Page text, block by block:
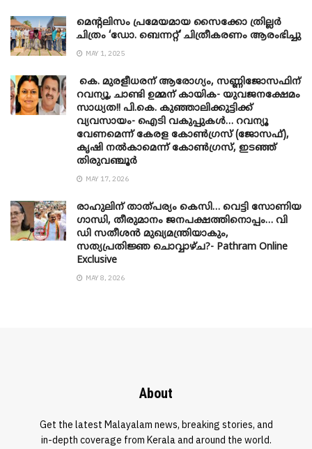
മെന്‍റലിസം പ്രമേയമായ സൈക്കോ ത്രില്ലർ
ചിത്രം ‘ഡോ. ബെന്നറ്റ്’ ചിത്രീകരണം ആരംഭിച്ചു
MAY 1, 2025
കെ. മുരളീധരന് ആരോഗ്യം, സണ്ണിജോസഫിന്
റവന്യൂ, ചാണ്ടി ഉമ്മന് കായിക- യുവജനക്ഷേമം
സാധ്യത!! പി.കെ. കുഞ്ഞാലിക്കുട്ടിക്ക്
വ്യവസായം- ഐടി വകുപ്പുകൾ… റവന്യൂ
വേണമെന്ന് കേരള കോൺഗ്രസ് (ജോസഫ്),
കൃഷി നൽകാമെന്ന് കോൺഗ്രസ്, ഇടഞ്ഞ്
തിരുവഞ്ചൂർ
MAY 17, 2026
രാഹുലിന് താത്പര്യം കെസി… വെട്ടി സോണിയ
​ഗാന്ധി, തീരുമാനം ജനപക്ഷത്തിനൊപ്പം… വി
ഡി സതീശൻ മുഖ്യമന്ത്രിയാകും,
സത്യപ്രതിജ്ഞ ചൊവ്വാഴ്ച?- Pathram Online
Exclusive
MAY 8, 2026
About
Get the latest Malayalam news, breaking stories, and
in-depth coverage from Kerala and around the world.